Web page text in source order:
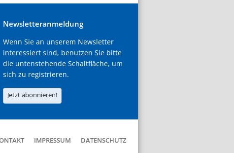
Newsletteranmeldung
Wenn Sie an unserem Newsletter
interessiert sind, benutzen Sie bitte
die untenstehende Schaltfläche, um
sich zu registrieren.
Jetzt abonnieren!
IMPRESSUM DATENSCHUTZ